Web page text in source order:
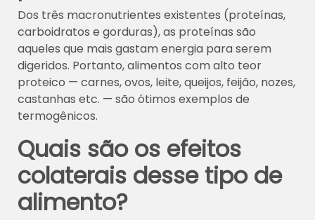
Dos três macronutrientes existentes (proteínas,
carboidratos e gorduras), as proteínas são
aqueles que mais gastam energia para serem
digeridos. Portanto, alimentos com alto teor
proteico — carnes, ovos, leite, queijos, feijão, nozes,
castanhas etc. — são ótimos exemplos de
termogênicos.
Quais são os efeitos
colaterais desse tipo de
alimento?